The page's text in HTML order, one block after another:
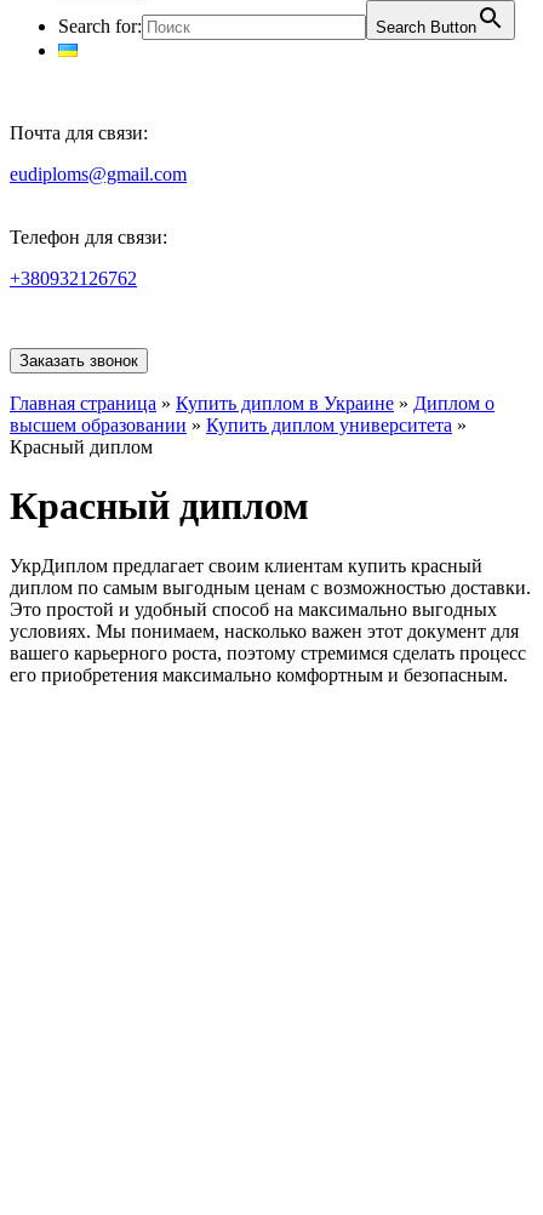
Search for:
Search Button
Почта для связи:
eudiploms@gmail.com
Телефон для связи:
+380932126762
Заказать звонок
Главная страница » Купить диплом в Украине » Диплом о
высшем образовании » Купить диплом университета »
Красный диплом
Красный диплом
УкрДиплом предлагает своим клиентам купить красный
диплом по самым выгодным ценам с возможностью доставки.
Это простой и удобный способ на максимально выгодных
условиях. Мы понимаем, насколько важен этот документ для
вашего карьерного роста, поэтому стремимся сделать процесс
его приобретения максимально комфортным и безопасным.